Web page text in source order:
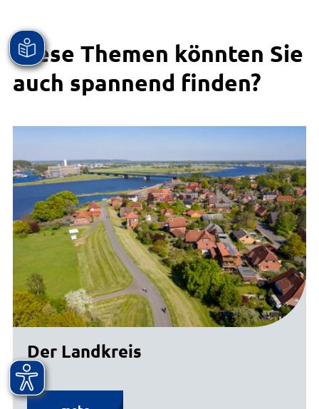
Diese Themen könnten Sie
auch spannend finden?
Der Landkreis